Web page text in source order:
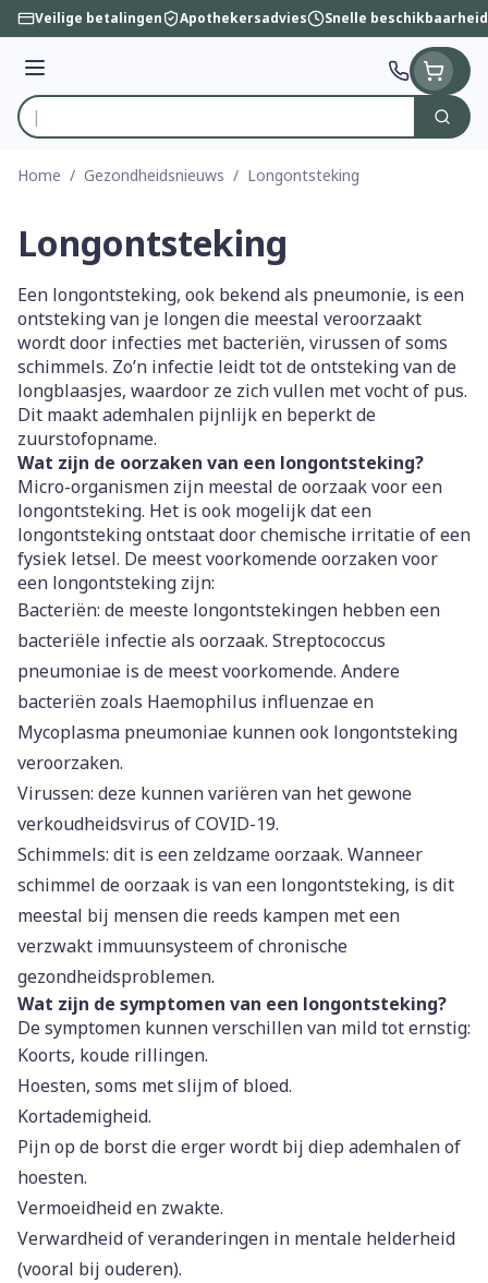
Ga naar de inhoud
Veilige betalingen Apothekersadvies Snelle beschikbaarheid
Menu
Product, merk, categorie...
Zoek
Home / Gezondheidsnieuws / Longontsteking
Longontsteking
Een longontsteking, ook bekend als pneumonie, is een
ontsteking van je longen die meestal veroorzaakt
wordt door infecties met bacteriën, virussen of soms
schimmels. Zo’n infectie leidt tot de ontsteking van de
longblaasjes, waardoor ze zich vullen met vocht of pus.
Dit maakt ademhalen pijnlijk en beperkt de
zuurstofopname.
Wat zijn de oorzaken van een longontsteking?
Micro-organismen zijn meestal de oorzaak voor een
longontsteking. Het is ook mogelijk dat een
longontsteking ontstaat door chemische irritatie of een
fysiek letsel. De meest voorkomende oorzaken voor
een longontsteking zijn:
Bacteriën: de meeste longontstekingen hebben een
bacteriële infectie als oorzaak. Streptococcus
pneumoniae is de meest voorkomende. Andere
bacteriën zoals Haemophilus influenzae en
Mycoplasma pneumoniae kunnen ook longontsteking
veroorzaken.
Virussen: deze kunnen variëren van het gewone
verkoudheidsvirus of COVID-19.
Schimmels: dit is een zeldzame oorzaak. Wanneer
schimmel de oorzaak is van een longontsteking, is dit
meestal bij mensen die reeds kampen met een
verzwakt immuunsysteem of chronische
gezondheidsproblemen.
Wat zijn de symptomen van een longontsteking?
De symptomen kunnen verschillen van mild tot ernstig:
Koorts, koude rillingen.
Hoesten, soms met slijm of bloed.
Kortademigheid.
Pijn op de borst die erger wordt bij diep ademhalen of
hoesten.
Vermoeidheid en zwakte.
Verwardheid of veranderingen in mentale helderheid
(vooral bij ouderen).